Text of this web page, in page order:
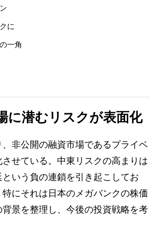
に
一角
に潜むリスクが表面化
非公開の融資市場であるプライベ
せている。中東リスクの高まりは
いう負の連鎖を引き起こしてお
にそれは日本のメガバンクの株価
景を整理し、今後の投資戦略を考